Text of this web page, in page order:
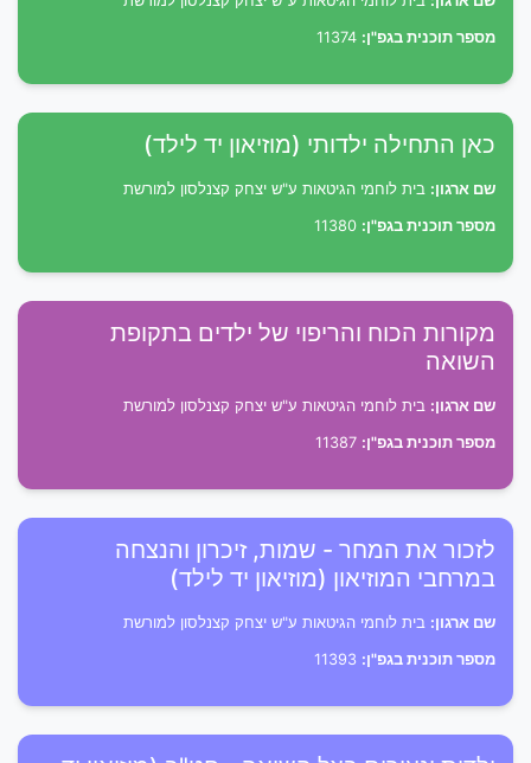
מספר תוכנית בגפ"ן:
כאן התחילה ילדותי (מוזיאון יד לילד)
שם ארגון: בית לוחמי הגיטאות ע"ש יצחק קצנלסון למורשת
מספר תוכנית בגפ"ן:
מקורות הכוח והריפוי של ילדים בתקופת
השואה
שם ארגון: בית לוחמי הגיטאות ע"ש יצחק קצנלסון למורשת
מספר תוכנית בגפ"ן:
לזכור את המחר - שמות, זיכרון והנצחה
במרחבי המוזיאון (מוזיאון יד לילד)
שם ארגון: בית לוחמי הגיטאות ע"ש יצחק קצנלסון למורשת
מספר תוכנית בגפ"ן: